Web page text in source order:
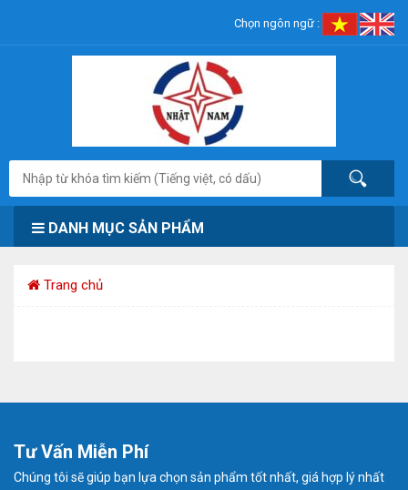
Chọn ngôn ngữ :
DANH MỤC SẢN PHẨM
Trang chủ
Tư Vấn Miễn Phí
Chúng tôi sẽ giúp bạn lựa chọn sản phẩm tốt nhất, giá hợp lý nhất